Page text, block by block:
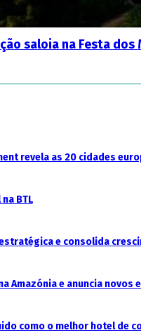
saloia na Festa dos
revela as 20 cidades
BTL
e consolida
Amazónia e anuncia
como o melhor hotel de